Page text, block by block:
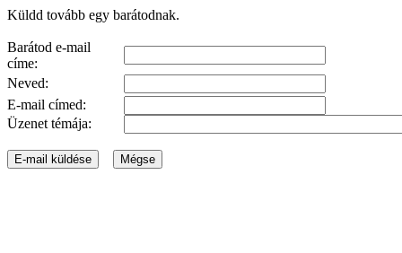
Küldd tovább egy barátodnak.
Barátod e-mail
címe:
Neved:
E-mail címed:
Üzenet témája: